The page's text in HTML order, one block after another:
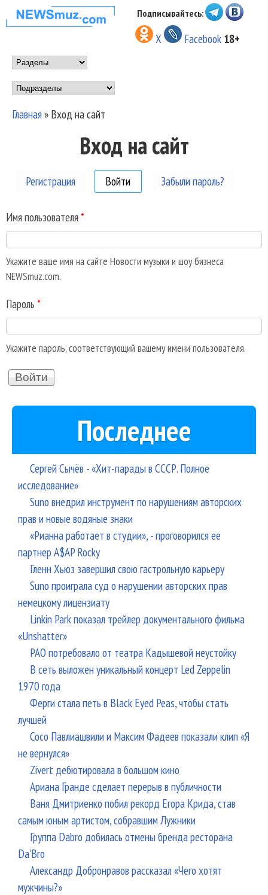
Перейти к основному
содержанию
НОВОСТИ
МУЗЫКИ И
ШОУ БИЗНЕСА
NEWSMUZ.COM
Подписывайтесь:
X Facebook 18+
Main menu
Подразделы
Вы здесь
Главная» Вход на сайт
Вход на сайт
Регистрация Войти (активная вкладка)
Забыли пароль?
Имя пользователя *
Укажите ваше имя на сайте Новости музыки и шоу бизнеса
NEWSmuz.com.
Пароль *
Укажите пароль, соответствующий вашему имени пользователя.
Последнее
Сергей Сычёв - «Хит-парады в СССР. Полное
исследование»
Suno внедрил инструмент по нарушениям авторских
прав и новые водяные знаки
«Рианна работает в студии», - проговорился ее
партнер A$AP Rocky
Гленн Хьюз завершил свою гастрольную карьеру
Suno проиграла суд о нарушении авторских прав
немецкому лицензиату
Linkin Park показал трейлер документального фильма
«Unshatter»
РАО потребовало от театра Кадышевой неустойку
В сеть выложен уникальный концерт Led Zeppelin
1970 года
Ферги стала петь в Black Eyed Peas, чтобы стать
лучшей
Сосо Павлиашвили и Максим Фадеев показали клип «Я
не вернулся»
Zivert дебютировала в большом кино
Ариана Гранде сделает перерыв в публичности
Ваня Дмитриенко побил рекорд Егора Крида, став
самым юным артистом, собравшим Лужники
Группа Dabro добилась отмены бренда ресторана
Da'Bro
Александр Добронравов рассказал «Чего хотят
мужчины?»